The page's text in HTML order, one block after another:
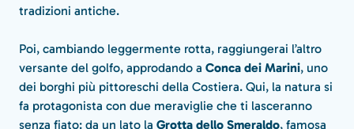
tradizioni antiche.
Poi, cambiando leggermente rotta, raggiungerai l’altro
versante del golfo, approdando a Conca dei Marini, uno
dei borghi più pittoreschi della Costiera. Qui, la natura si
fa protagonista con due meraviglie che ti lasceranno
senza fiato: da un lato la Grotta dello Smeraldo, famosa